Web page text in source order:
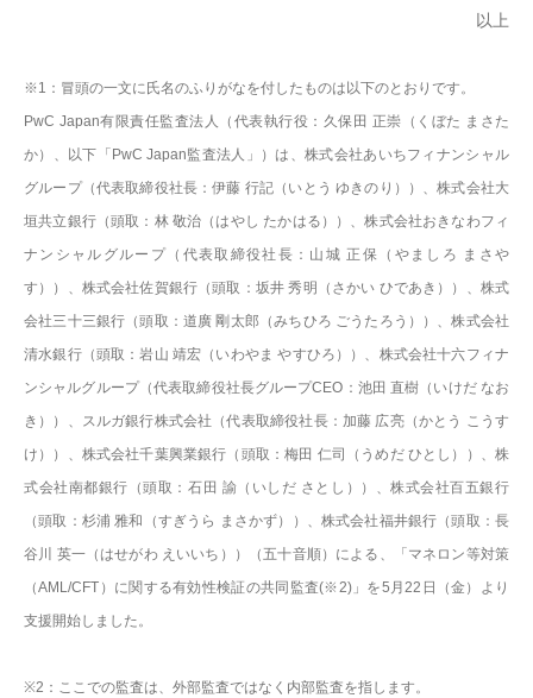
以上
※1：冒頭の一文に氏名のふりがなを付したものは以下のとおりです。
PwC Japan有限責任監査法人（代表執行役：久保田 正崇（くぼた まさた
か）、以下「PwC Japan監査法人」）は、株式会社あいちフィナンシャル
グループ（代表取締役社長：伊藤 行記（いとう ゆきのり））、株式会社大
垣共立銀行（頭取：林 敬治（はやし たかはる））、株式会社おきなわフィ
ナンシャルグループ（代表取締役社長：山城 正保（やましろ まさや
す））、株式会社佐賀銀行（頭取：坂井 秀明（さかい ひであき））、株式
会社三十三銀行（頭取：道廣 剛太郎（みちひろ ごうたろう））、株式会社
清水銀行（頭取：岩山 靖宏（いわやま やすひろ））、株式会社十六フィナ
ンシャルグループ（代表取締役社長グループCEO：池田 直樹（いけだ なお
き））、スルガ銀行株式会社（代表取締役社長：加藤 広亮（かとう こうす
け））、株式会社千葉興業銀行（頭取：梅田 仁司（うめだ ひとし））、株
式会社南都銀行（頭取：石田 諭（いしだ さとし））、株式会社百五銀行
（頭取：杉浦 雅和（すぎうら まさかず））、株式会社福井銀行（頭取：長
谷川 英一（はせがわ えいいち））（五十音順）による、「マネロン等対策
（AML/CFT）に関する有効性検証の共同監査(※2)」を5月22日（金）より
支援開始しました。
※2： ここでの監査は、外部監査ではなく内部監査を指します。